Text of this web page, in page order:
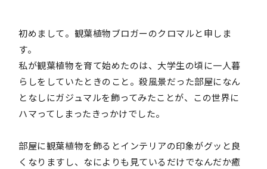
初めまして。観葉植物ブロガーのクロマルと申しま
す。
私が観葉植物を育て始めたのは、大学生の頃に一人暮
らしをしていたときのこと。殺風景だった部屋になん
となしにガジュマルを飾ってみたことが、この世界に
ハマってしまったきっかけでした。
部屋に観葉植物を飾るとインテリアの印象がグッと良
くなりますし、なによりも見ているだけでなんだか癒